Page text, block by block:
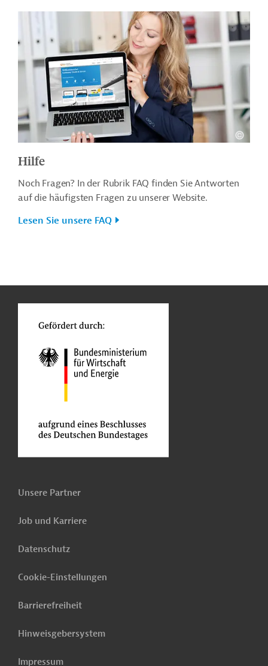
Hilfe
Noch Fragen? In der Rubrik FAQ finden Sie Antworten
auf die häufigsten Fragen zu unserer Website.
Lesen Sie unsere FAQ
Unsere Partner
Job und Karriere
Datenschutz
Cookie-Einstellungen
Barrierefreiheit
Hinweisgebersystem
Impressum